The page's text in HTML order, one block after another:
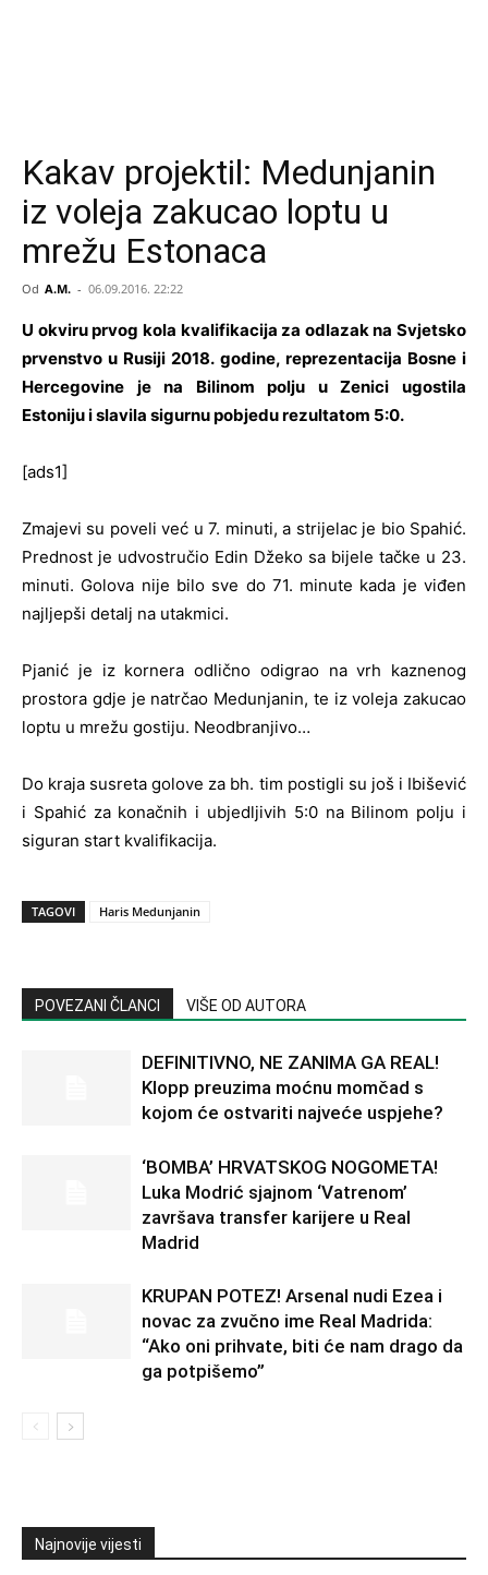
Kakav projektil: Medunjanin
iz voleja zakucao loptu u
mrežu Estonaca
Od A.M. - 06.09.2016. 22:22
U okviru prvog kola kvalifikacija za odlazak na Svjetsko
prvenstvo u Rusiji 2018. godine, reprezentacija Bosne i
Hercegovine je na Bilinom polju u Zenici ugostila
Estoniju i slavila sigurnu pobjedu rezultatom 5:0.
[ads1]
Zmajevi su poveli već u 7. minuti, a strijelac je bio Spahić.
Prednost je udvostručio Edin Džeko sa bijele tačke u 23.
minuti. Golova nije bilo sve do 71. minute kada je viđen
najljepši detalj na utakmici.
Pjanić je iz kornera odlično odigrao na vrh kaznenog
prostora gdje je natrčao Medunjanin, te iz voleja zakucao
loptu u mrežu gostiju. Neodbranjivo…
Do kraja susreta golove za bh. tim postigli su još i Ibišević
i Spahić za konačnih i ubjedljivih 5:0 na Bilinom polju i
siguran start kvalifikacija.
TAGOVI Haris Medunjanin
POVEZANI ČLANCI VIŠE OD AUTORA
DEFINITIVNO, NE ZANIMA GA REAL!
Klopp preuzima moćnu momčad s
kojom će ostvariti najveće uspjehe?
‘BOMBA’ HRVATSKOG NOGOMETA!
Luka Modrić sjajnom ‘Vatrenom’
završava transfer karijere u Real
Madrid
KRUPAN POTEZ! Arsenal nudi Ezea i
novac za zvučno ime Real Madrida:
“Ako oni prihvate, biti će nam drago da
ga potpišemo”
Najnovije vijesti